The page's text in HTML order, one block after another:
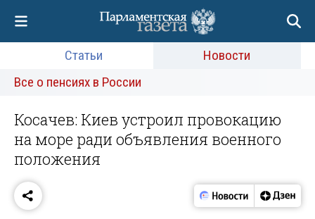
Статьи
Новости
Все о пенсиях в России
Косачев: Киев устроил провокацию
на море ради объявления военного
положения